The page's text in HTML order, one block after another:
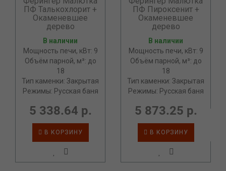
ПФ Талькохлорит +
Окаменевшее
дерево
В наличии
Мощность печи, кВт: 9
Объём парной, м³: до
18
Тип каменки: Закрытая
Режимы: Русская баня
5 338.64 р.
В КОРЗИНУ
ПФ Пироксенит +
Окаменевшее
дерево
В наличии
Мощность печи, кВт: 9
Объём парной, м³: до
18
Тип каменки: Закрытая
Режимы: Русская баня
5 873.25 р.
В КОРЗИНУ